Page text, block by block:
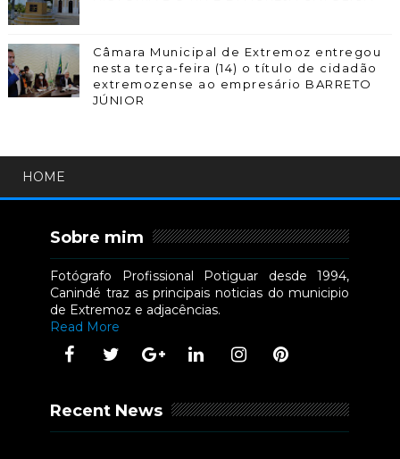
Câmara Municipal de Extremoz entregou
nesta terça-feira (14) o título de cidadão
extremozense ao empresário BARRETO
JÚNIOR
HOME
Sobre mim
Fotógrafo Profissional Potiguar desde 1994,
Canindé traz as principais noticias do municipio
de Extremoz e adjacências.
Read More
Recent News